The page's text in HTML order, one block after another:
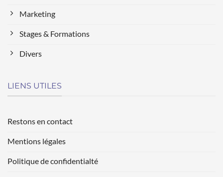
Marketing
Stages & Formations
Divers
LIENS UTILES
Restons en contact
Mentions légales
Politique de confidentialté